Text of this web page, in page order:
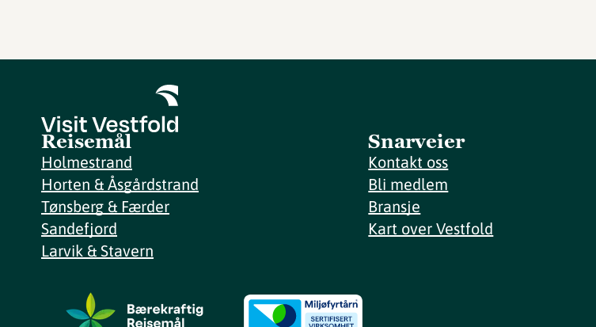
Reisemål
Holmestrand
Horten & Åsgårdstrand
Tønsberg & Færder
Sandefjord
Larvik & Stavern
Snarveier
Kontakt oss
Bli medlem
Bransje
Kart over Vestfold